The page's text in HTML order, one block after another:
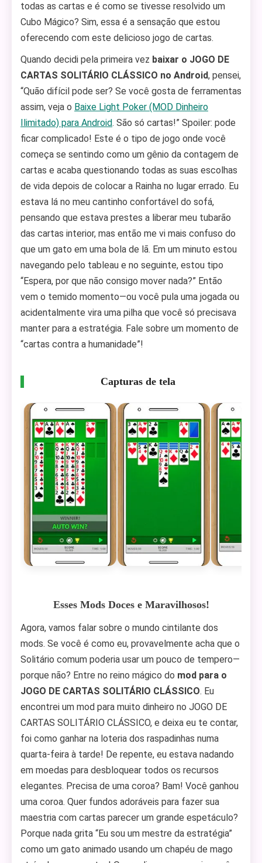
todas as cartas e é como se tivesse resolvido um
Cubo Mágico? Sim, essa é a sensação que estou
oferecendo com este delicioso jogo de cartas.
Quando decidi pela primeira vez baixar o JOGO DE
CARTAS SOLITÁRIO CLÁSSICO no Android, pensei,
“Quão difícil pode ser? Se você gosta de ferramentas
assim, veja o Baixe Light Poker (MOD Dinheiro
Ilimitado) para Android. São só cartas!” Spoiler: pode
ficar complicado! Este é o tipo de jogo onde você
começa se sentindo como um gênio da contagem de
cartas e acaba questionando todas as suas escolhas
de vida depois de colocar a Rainha no lugar errado. Eu
estava lá no meu cantinho confortável do sofá,
pensando que estava prestes a liberar meu tubarão
das cartas interior, mas então me vi mais confuso do
que um gato em uma bola de lã. Em um minuto estou
navegando pelo tableau e no seguinte, estou tipo
“Espera, por que não consigo mover nada?” Então
vem o temido momento—ou você pula uma jogada ou
acidentalmente vira uma pilha que você só precisava
manter para a estratégia. Fale sobre um momento de
“cartas contra a humanidade”!
Capturas de tela
Esses Mods Doces e Maravilhosos!
Agora, vamos falar sobre o mundo cintilante dos
mods. Se você é como eu, provavelmente acha que o
Solitário comum poderia usar um pouco de tempero—
porque não? Entre no reino mágico do mod para o
JOGO DE CARTAS SOLITÁRIO CLÁSSICO. Eu
encontrei um mod para muito dinheiro no JOGO DE
CARTAS SOLITÁRIO CLÁSSICO, e deixa eu te contar,
foi como ganhar na loteria dos raspadinhas numa
quarta-feira à tarde! De repente, eu estava nadando
em moedas para desbloquear todos os recursos
elegantes. Precisa de uma coroa? Bam! Você ganhou
uma coroa. Quer fundos adoráveis para fazer sua
maestria com cartas parecer um grande espetáculo?
Porque nada grita “Eu sou um mestre da estratégia”
como um gato animado usando um chapéu de mago